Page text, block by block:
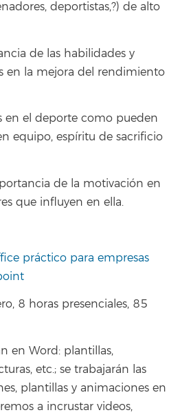
deportistas,?) de alto
de las habilidades y
en la mejora del rendimiento
en el deporte como pueden
equipo, espíritu de sacrificio
de la motivación en
que influyen en ella.
práctico para empresas
8 horas presenciales, 85
en Word: plantillas,
etc.; se trabajarán las
plantillas y animaciones en
a incrustar videos,